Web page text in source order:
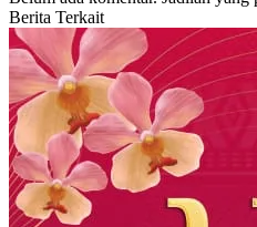
Berita Terkait